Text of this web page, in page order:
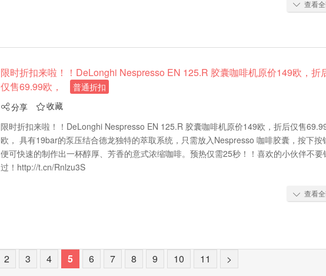
 查看
限时折扣来啦！！DeLonghi Nespresso EN 125.R 胶囊咖啡机原价149欧，折
仅售69.99欧，
普通折扣
分享 收藏
限时折扣来啦！！DeLonghi Nespresso EN 125.R 胶囊咖啡机原价149欧，折后仅售
欧， 具有19bar的泵压结合德龙独特的萃取系统，只需放入Nespresso 咖啡胶囊，按下按
便可快速的制作出一杯醇厚、芳香的意式浓缩咖啡。预热仅需25秒！！喜欢的小伙伴不要
过！http://t.cn/Rnlzu3S
 查看
2 3 4 5 6 7 8 9 10 11 >